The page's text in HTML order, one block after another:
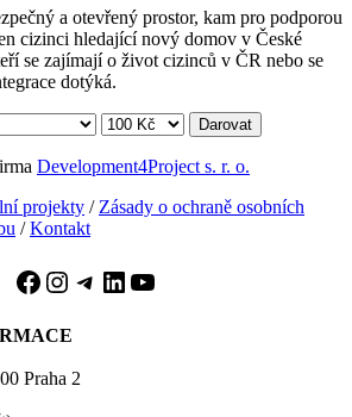
a otevřený prostor, kam pro podporou
cizinci hledající nový domov v České
se zajímají o život cizinců v ČR nebo se
dotýká.
Darovat
Development4Project s. r. o.
projekty / Zásady o ochraně osobních
/Kontakt
Facebook
Instagram
Telegram
LinkedIn
YouTube
Praha 2